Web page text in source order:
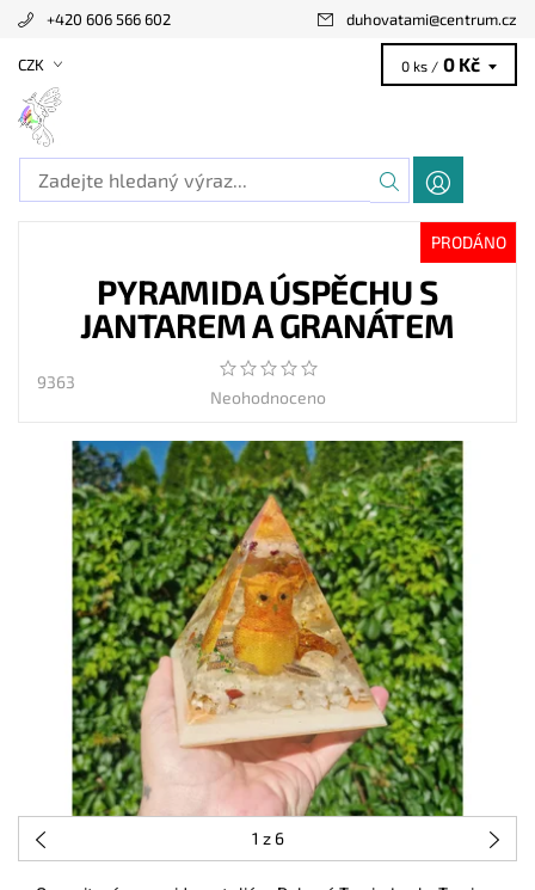
+420 606 566 602 duhovatami@centrum.cz
CZK 0 ks / 0 Kč
PRODÁNO
PYRAMIDA ÚSPĚCHU S
JANTAREM A GRANÁTEM
9363
Neohodnoceno
1 z 6